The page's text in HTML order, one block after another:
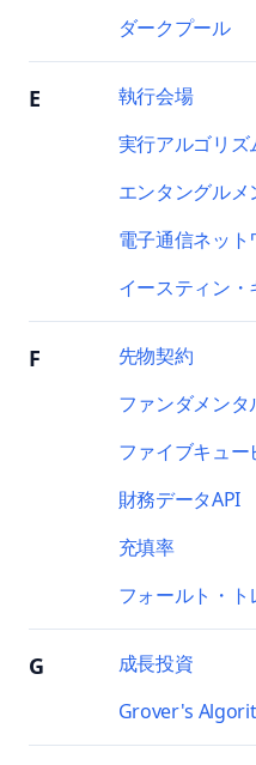
ダークプール
E
執行会場
実行アルゴリズ
エンタングルメ
電子通信ネット
イースティン
F
先物契約
ファンダメンタ
ファイブキュ
財務データAPI
充填率
フォールト・ト
G
成長投資
Grover's